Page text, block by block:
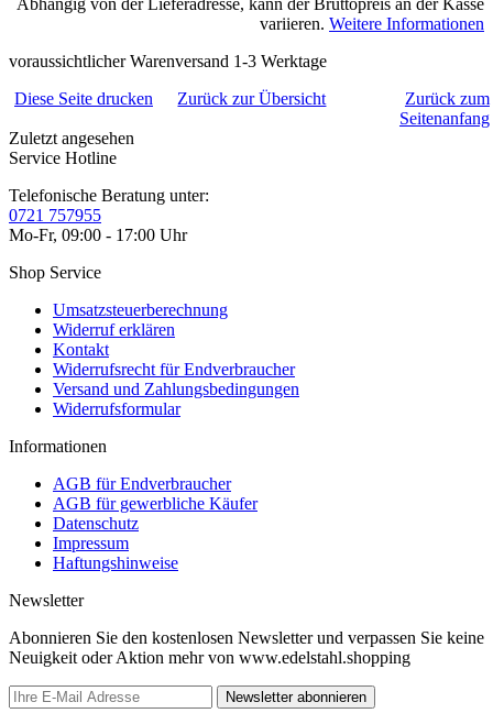
variieren. Weitere Informationen
voraussichtlicher Warenversand 1-3 Werktage
Diese Seite drucken
Zurück zur Übersicht
Zurück zum
Seitenanfang
Zuletzt angesehen
Service Hotline
Telefonische Beratung unter:
0721 757955
Mo-Fr, 09:00 - 17:00 Uhr
Shop Service
Umsatzsteuerberechnung
Widerruf erklären
Kontakt
Widerrufsrecht für Endverbraucher
Versand und Zahlungsbedingungen
Widerrufsformular
Informationen
AGB für Endverbraucher
AGB für gewerbliche Käufer
Datenschutz
Impressum
Haftungshinweise
Newsletter
Abonnieren Sie den kostenlosen Newsletter und verpassen Sie keine
Neuigkeit oder Aktion mehr von www.edelstahl.shopping
Newsletter abonnieren